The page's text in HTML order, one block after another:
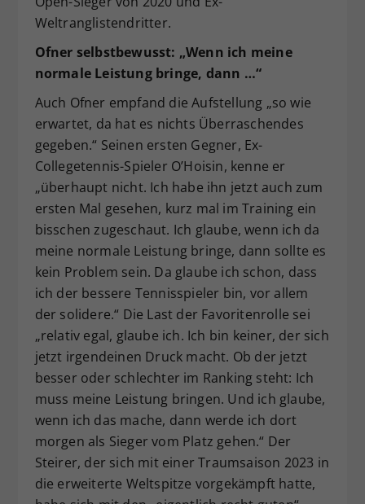
Weltranglistendritter.
Ofner selbstbewusst: „Wenn ich meine
normale Leistung bringe, dann …“
Auch Ofner empfand die Aufstellung „so wie
erwartet, da hat es nichts Überraschendes
gegeben.“ Seinen ersten Gegner, Ex-
Collegetennis-Spieler O’Hoisin, kenne er
„überhaupt nicht. Ich habe ihn jetzt auch zum
ersten Mal gesehen, kurz mal im Training ein
bisschen zugeschaut. Ich glaube, wenn ich da
meine normale Leistung bringe, dann sollte es
kein Problem sein. Da glaube ich schon, dass
ich der bessere Tennisspieler bin, vor allem
der solidere.“ Die Last der Favoritenrolle sei
„relativ egal, glaube ich. Ich bin keiner, der sich
jetzt irgendeinen Druck macht. Ob der jetzt
besser oder schlechter im Ranking steht: Ich
muss meine Leistung bringen. Und ich glaube,
wenn ich das mache, dann werde ich dort
morgen als Sieger vom Platz gehen.“ Der
Steirer, der sich mit einer Traumsaison 2023 in
die erweiterte Weltspitze vorgekämpft hatte,